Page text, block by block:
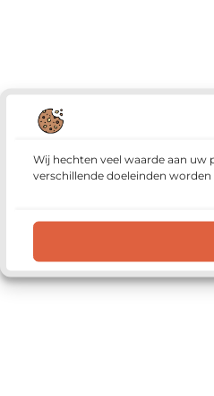
Wij hechten veel waarde aan uw
verschillende doeleinden
Het voordeel van lokaal